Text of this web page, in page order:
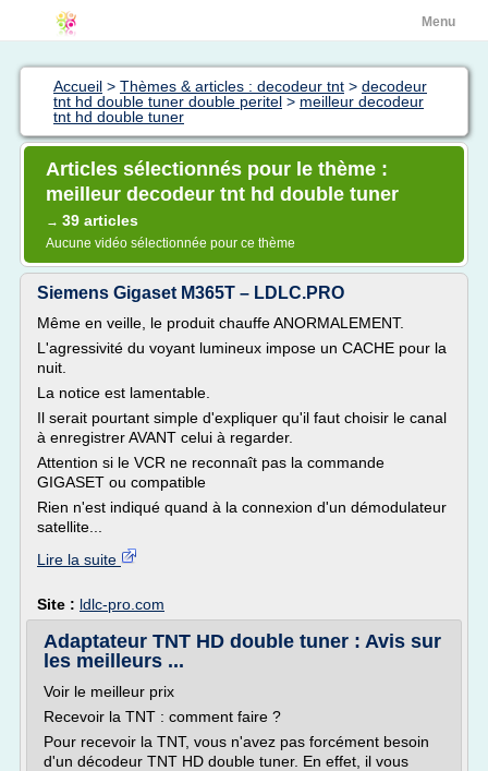
Menu
Accueil > Thèmes & articles : decodeur tnt > decodeur
tnt hd double tuner double peritel > meilleur decodeur
tnt hd double tuner
Articles sélectionnés pour le thème :
meilleur decodeur tnt hd double tuner
→ 39 articles
Aucune vidéo sélectionnée pour ce thème
Siemens Gigaset M365T – LDLC.PRO
Même en veille, le produit chauffe ANORMALEMENT.
L'agressivité du voyant lumineux impose un CACHE pour la
nuit.
La notice est lamentable.
Il serait pourtant simple d'expliquer qu'il faut choisir le canal
à enregistrer AVANT celui à regarder.
Attention si le VCR ne reconnaît pas la commande
GIGASET ou compatible
Rien n'est indiqué quand à la connexion d'un démodulateur
satellite...
Lire la suite
Site : ldlc-pro.com
Adaptateur TNT HD double tuner : Avis sur
les meilleurs ...
Voir le meilleur prix
Recevoir la TNT : comment faire ?
Pour recevoir la TNT, vous n'avez pas forcément besoin
d'un décodeur TNT HD double tuner. En effet, il vous